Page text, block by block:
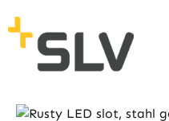
Bildergalerie überspringen